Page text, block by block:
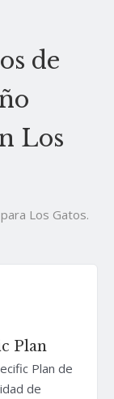
de
Los
Los Gatos.
Plan
Plan de
de